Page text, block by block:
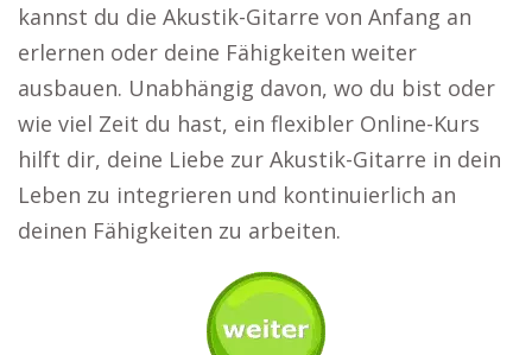
kannst du die Akustik-Gitarre von Anfang an
erlernen oder deine Fähigkeiten weiter
ausbauen. Unabhängig davon, wo du bist oder
wie viel Zeit du hast, ein flexibler Online-Kurs
hilft dir, deine Liebe zur Akustik-Gitarre in dein
Leben zu integrieren und kontinuierlich an
deinen Fähigkeiten zu arbeiten.